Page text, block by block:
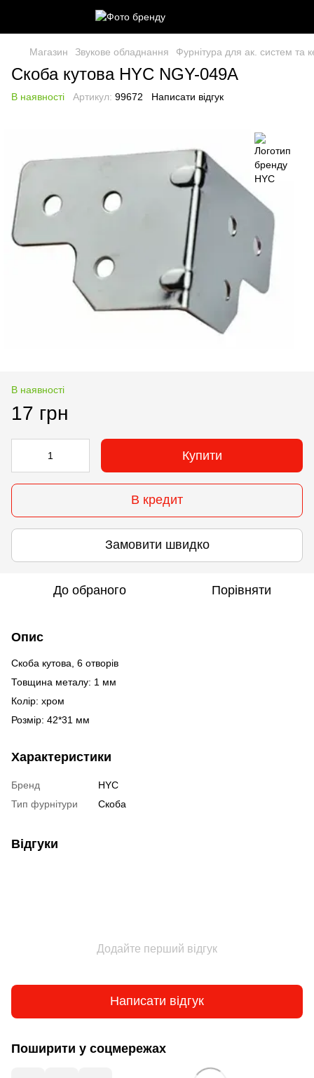
Магазин Звукове обладнання Фурнітура для ак. систем та
Скоба кутова HYC NGY-049A
В наявності Артикул: 99672 Написати відгук
В наявності
17 грн
Купити
В кредит
Замовити швидко
До обраного Порівняти
Опис
Скоба кутова, 6 отворів
Товщина металу: 1 мм
Колір: хром
Розмір: 42*31 мм
Характеристики
Бренд
HYC
Тип фурнітури
Скоба
Відгуки
Додайте перший відгук
Написати відгук
Поширити у соцмережах